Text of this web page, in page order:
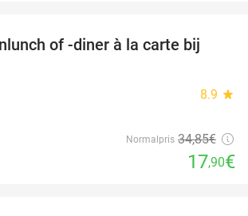
49%
of -diner à la carte bij
8.9 star
Normalpris 34,85€
17,90€